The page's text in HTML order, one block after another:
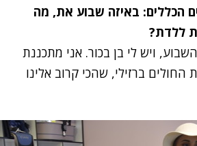
הכללים: באיזה שבוע את, מה
ללדת?
"התחלתי שבוע 36 השבוע, ויש לי בן בכור. אני מתכננת
ברזילי, שהכי קרוב אלינו